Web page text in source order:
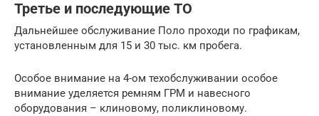
Третье и последующие ТО
Дальнейшее обслуживание Поло проходи по графикам,
установленным для 15 и 30 тыс. км пробега.
Особое внимание на 4-ом техобслуживании особое
внимание уделяется ремням ГРМ и навесного
оборудования – клиновому, поликлиновому.